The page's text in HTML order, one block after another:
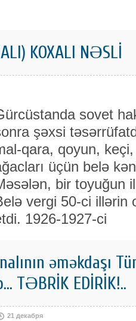
KOXALI NƏSLİ
sovet
şəxsi
qara, qoyun,
üçün belə
bir toyuğun
vergi 50-ci illərin
1926-1927-ci
əməkdaşı
TƏBRİK EDİRİK!..
21 декабря